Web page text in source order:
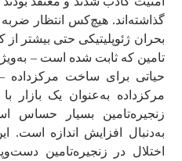
گذاشته‌اند. هیچ‌کس انتظار
بحران ژئوپلیتیکی حتی بیشتر
تامین که ثابت شده است –
حیاتی برای ساخت
مرکزداده به‌عنوان یک بازار
زنجیره‌تامین بسیار حساس
به‌دنبال افزایش اندازه است.
اختلال در زنجیره‌تامین